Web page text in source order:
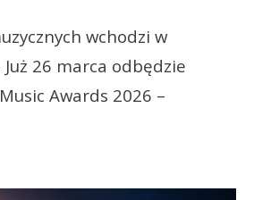
wchodzi w
26 marca odbędzie
Awards 2026 –